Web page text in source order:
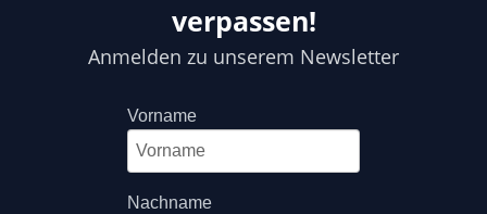
verpassen!
Anmelden zu unserem Newsletter
Vorname
Nachname